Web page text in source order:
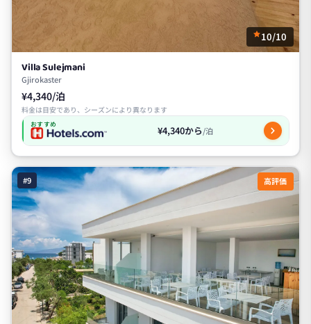
10/10
Villa Sulejmani
Gjirokaster
¥4,340/泊
料金は目安であり、シーズンにより異なります
おすすめ ¥4,340から/泊
#9 高評価